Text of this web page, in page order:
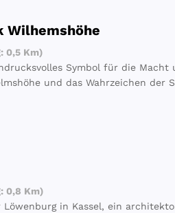
Wilhemshöhe
0,5 Km)
Symbol für die Macht
und das Wahrzeichen der
0,8 Km)
in Kassel, ein